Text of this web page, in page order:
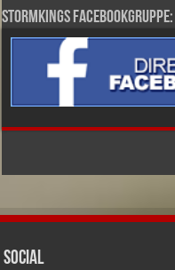
Stormkings Facebookgruppe:
Social